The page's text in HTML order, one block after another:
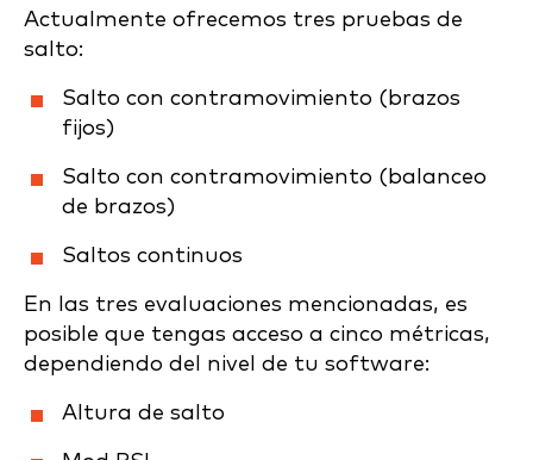
Actualmente ofrecemos tres pruebas de
salto:
Salto con contramovimiento (brazos
fijos)
Salto con contramovimiento (balanceo
de brazos)
Saltos continuos
En las tres evaluaciones mencionadas, es
posible que tengas acceso a cinco métricas,
dependiendo del nivel de tu software:
Altura de salto